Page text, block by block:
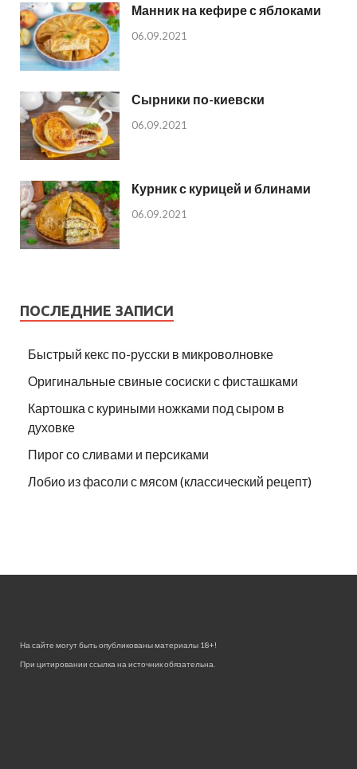
Манник на кефире с яблоками
06.09.2021
Сырники по-киевски
06.09.2021
Курник с курицей и блинами
06.09.2021
ПОСЛЕДНИЕ ЗАПИСИ
Быстрый кекс по-русски в микроволновке
Оригинальные свиные сосиски с фисташками
Картошка с куриными ножками под сыром в
духовке
Пирог со сливами и персиками
Лобио из фасоли с мясом (классический рецепт)
На сайте могут быть опубликованы материалы 18+!
При цитировании ссылка на источник обязательна.